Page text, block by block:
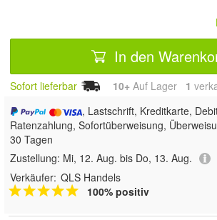
In den
Sofort lieferbar 10+ Auf Lager 1
, Lastschrift, Kreditkarte,
Ratenzahlung, Sofortüberweisung,
30 Tagen
Zustellung: Mi, 12. Aug. bis Do, 13. Aug.
Verkäufer: QLS Handels
100% positiv